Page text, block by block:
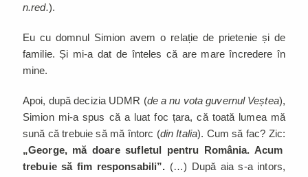
n.red.).
Eu cu domnul Simion avem o relație de prietenie și de
familie. Și mi-a dat de înteles că are mare încredere în
mine.
Apoi, după decizia UDMR (de a nu vota guvernul Veștea),
Simion mi-a spus că a luat foc țara, că toată lumea mă
sună că trebuie să mă întorc (din Italia). Cum să fac? Zic:
„George, mă doare sufletul pentru România. Acum
trebuie să fim responsabili”. (…) După aia s-a intors,